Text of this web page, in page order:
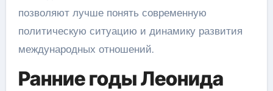
позволяют лучше понять современную
политическую ситуацию и динамику развития
международных отношений.
Ранние годы Леонида